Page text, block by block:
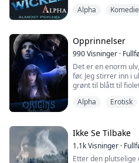
Han avbrøt meg.
"Du har vært en
ikke hva jeg har
Grepet hans rundt
sammen luftrøret
Or...
Alpha Komedie
Opprinnelser
990Visninger ·
Det er en enorm
før. Jeg stirrer inn i
grønt til blått til
ikke. Det er nesten
"Du kommer til å få
Alpha Erotisk
Ikke Se Tilbake
1.1kVisninger ·
Etter den